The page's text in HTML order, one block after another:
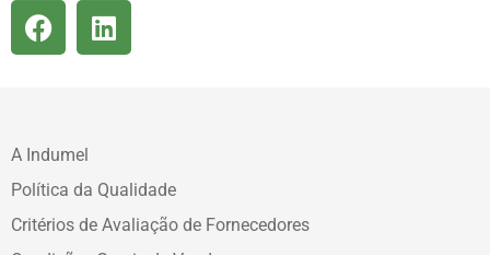
A Indumel
Política da Qualidade
Critérios de Avaliação de Fornecedores